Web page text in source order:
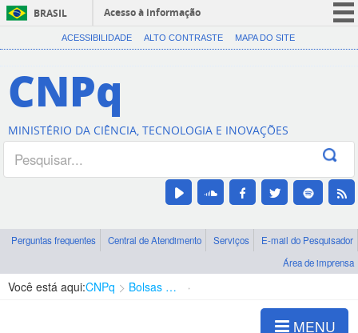
BRASIL
Acesso à informação
CORONAVÍRUS (COVID-19)
Canais
ACESSIBILIDADE ALTO CONTRASTE MAPA DO SITE
CNPq
MINISTÉRIO DA CIÊNCIA, TECNOLOGIA E INOVAÇÕES
Perguntas frequentes Central de Atendimento Serviços
E-mail do Pesquisador
Área de imprensa
Você está aqui:CNPq Bolsas e Auxílios Vigentes
MENU